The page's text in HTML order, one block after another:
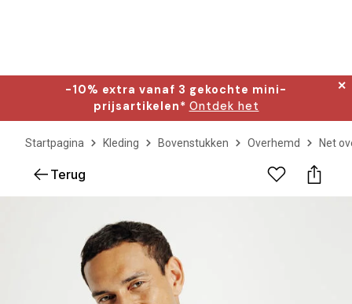
-10% extra vanaf 3 gekochte mini-
prijsartikelen* Ontdek het
✕
Startpagina Kleding Bovenstukken Overhemd Net
Terug